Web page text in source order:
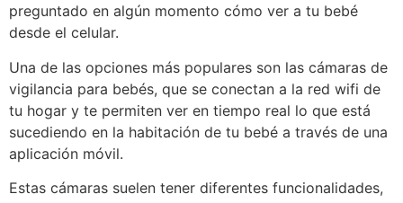
preguntado en algún momento cómo ver a tu bebé
desde el celular.
Una de las opciones más populares son las cámaras de
vigilancia para bebés, que se conectan a la red wifi de
tu hogar y te permiten ver en tiempo real lo que está
sucediendo en la habitación de tu bebé a través de una
aplicación móvil.
Estas cámaras suelen tener diferentes funcionalidades,